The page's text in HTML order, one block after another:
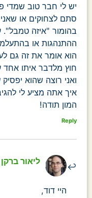
יש לי חבר טוב שמדי
סתם לצחוקים או
בהומור "איזה
ההתנהגות או
הוא אומר את זה גם
חוץ מלדבר איתו אחד
ואני רוצה שהוא
איך אתה מציע לי
המון תודה!
Reply
ליאור ברקן
היי דוד,